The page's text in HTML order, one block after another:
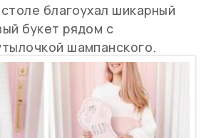
благоухал шикарный
букет рядом с
шампанского.